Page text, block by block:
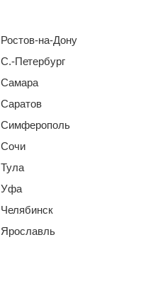
Ростов-на-Дону
С.-Петербург
Самара
Саратов
Симферополь
Сочи
Тула
Уфа
Челябинск
Ярославль